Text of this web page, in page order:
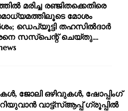
മരിച്ച രഞ്ജിതക്കെതിരെ
മോശം
ഡെപ്യൂട്ടി തഹസില്‍ദാർ
സസ്‌പെന്റ് ചെയ്‌തു....
ജോലി ഒഴിവുകള്‍, ഷോപ്പിംഗ്‌
വാട്ട്സ്ആപ്പ് ഗ്രൂപ്പില്‍